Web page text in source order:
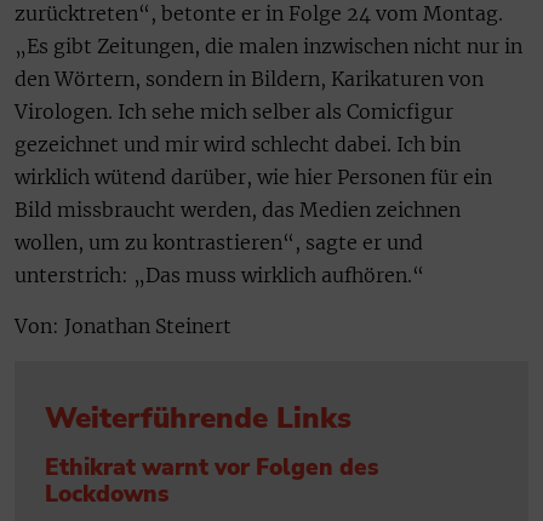
zurücktreten“, betonte er in Folge 24 vom Montag.
„Es gibt Zeitungen, die malen inzwischen nicht nur in
den Wörtern, sondern in Bildern, Karikaturen von
Virologen. Ich sehe mich selber als Comicfigur
gezeichnet und mir wird schlecht dabei. Ich bin
wirklich wütend darüber, wie hier Personen für ein
Bild missbraucht werden, das Medien zeichnen
wollen, um zu kontrastieren“, sagte er und
unterstrich: „Das muss wirklich aufhören.“
Von: Jonathan Steinert
Weiterführende Links
Ethikrat warnt vor Folgen des
Lockdowns